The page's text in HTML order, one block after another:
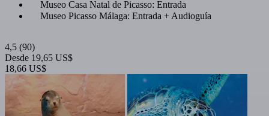
Museo Casa Natal de Picasso: Entrada
Museo Picasso Málaga: Entrada + Audioguía
4,5 (90)
Desde 19,65 US$
18,66 US$